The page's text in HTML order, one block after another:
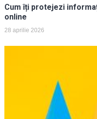
Cum îți protejezi
online
28 aprilie 2026